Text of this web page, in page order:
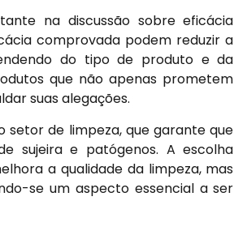
na discussão sobre eficácia
comprovada podem reduzir a
do tipo de produto e da
que não apenas prometem
suas alegações.
de limpeza, que garante que
sujeira e patógenos. A escolha
a qualidade da limpeza, mas
se um aspecto essencial a ser